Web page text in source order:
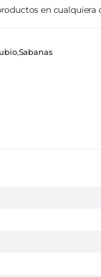
en cualquiera
,Sabanas